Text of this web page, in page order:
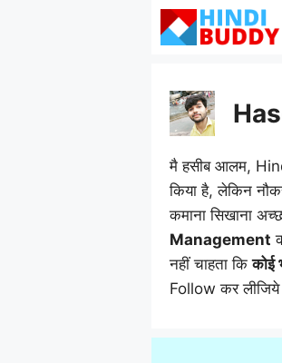
मै हसीब आलम,
किया है, लेकिन
कमाना सिखाना
Management
नहीं चाहता किकोई
Follow कर